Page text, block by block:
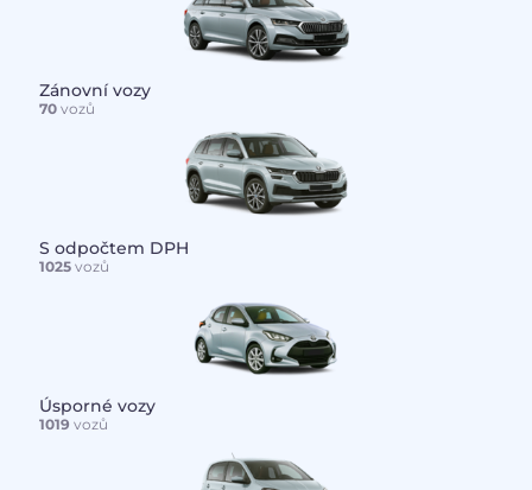
Zánovní vozy
70vozů
S odpočtem DPH
1025vozů
Úsporné vozy
1019 vozů